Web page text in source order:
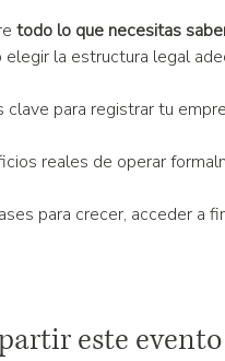
todo lo que necesitas
elegir la estructura legal
clave para registrar tu
reales de operar
para crecer, acceder a
este evento